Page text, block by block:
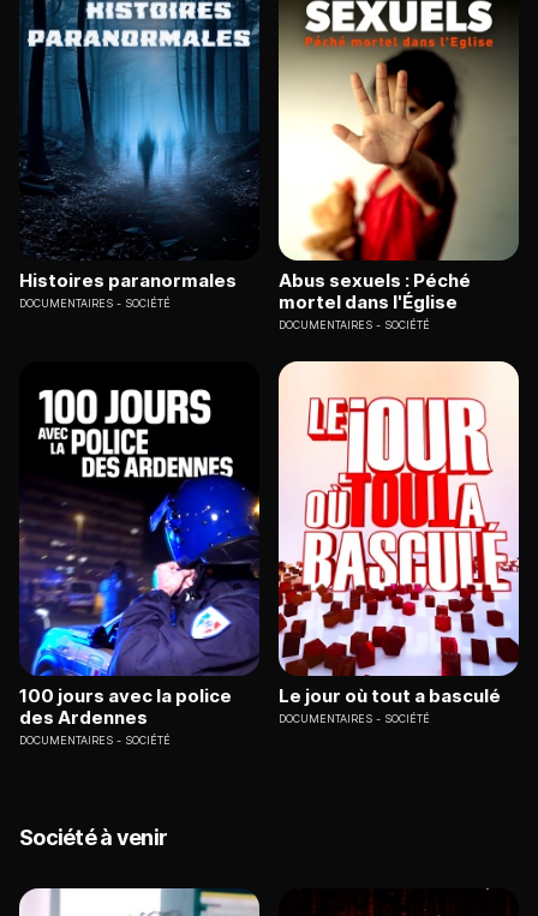
Histoires paranormales
DOCUMENTAIRES SOCIÉTÉ
Abus sexuels : Péché
mortel dans l'Église
DOCUMENTAIRES SOCIÉTÉ
100 jours avec la police
des Ardennes
DOCUMENTAIRES SOCIÉTÉ
Le jour où tout a basculé
DOCUMENTAIRES SOCIÉTÉ
Société à venir